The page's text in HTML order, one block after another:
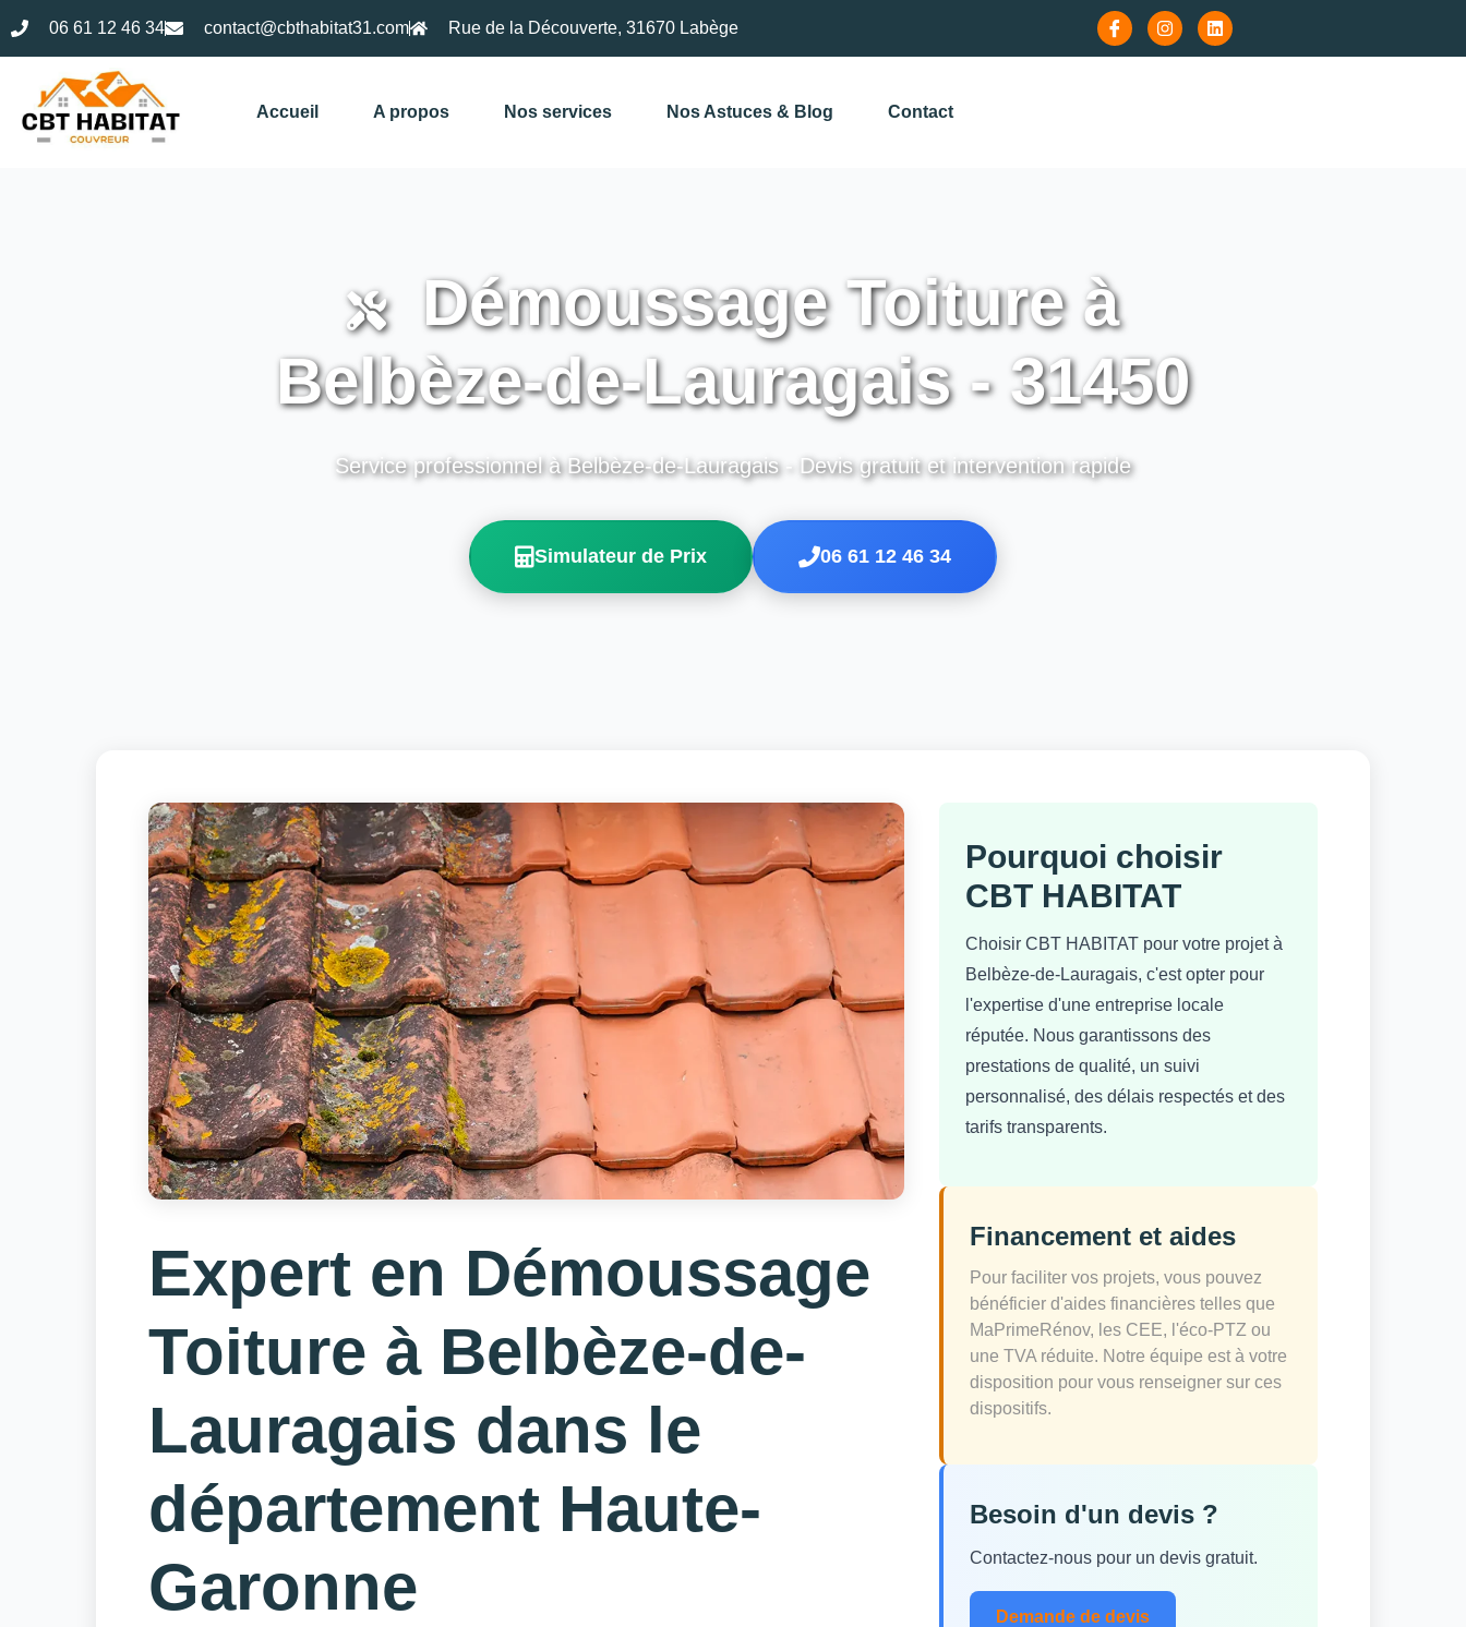
06 61 12 46 34 contact@cbthabitat31.com Rue de la Découverte, 31670 Labège
Accueil A propos Nos services Nos Astuces & Blog Contact
Démoussage Toiture à
Belbèze-de-Lauragais - 31450
Service professionnel à Belbèze-de-Lauragais - Devis gratuit et intervention rapide
Simulateur de Prix 06 61 12 46 34
Expert en Démoussage
Toiture à Belbèze-de-
Lauragais dans le
département Haute-
Garonne
Pourquoi choisir
CBT HABITAT
Choisir CBT HABITAT pour votre projet à
Belbèze-de-Lauragais, c'est opter pour
l'expertise d'une entreprise locale
réputée. Nous garantissons des
prestations de qualité, un suivi
personnalisé, des délais respectés et des
tarifs transparents.
Financement et aides
Pour faciliter vos projets, vous pouvez
bénéficier d'aides financières telles que
MaPrimeRénov, les CEE, l'éco-PTZ ou
une TVA réduite. Notre équipe est à votre
disposition pour vous renseigner sur ces
dispositifs.
Besoin d'un devis ?
Contactez-nous pour un devis gratuit.
Demande de devis